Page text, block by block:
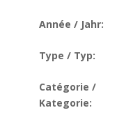
Année / Jahr:
Type / Typ:
Catégorie /
Kategorie: